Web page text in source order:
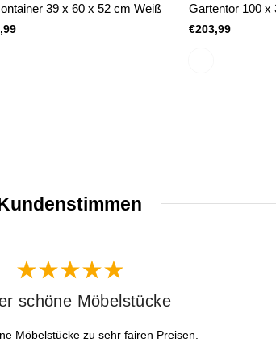
39 x 60 x 52 cm Weiß Gartentor 100 x
€203,99
schöne Möbelstücke
Möbelstücke zu sehr fairen Preisen.